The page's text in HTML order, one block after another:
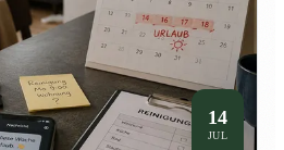
14
JUL